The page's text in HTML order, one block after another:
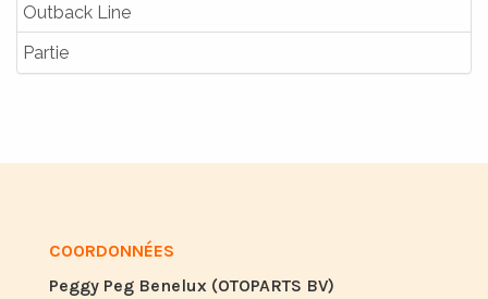
Outback Line
Partie
COORDONNÉES
Peggy Peg Benelux (OTOPARTS BV)